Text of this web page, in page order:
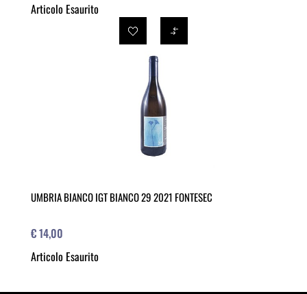
Articolo Esaurito
UMBRIA BIANCO IGT BIANCO 29 2021 FONTESEC
€ 14,00
Articolo Esaurito